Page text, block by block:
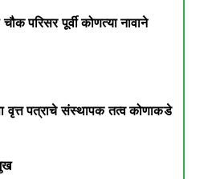
परिसर पूर्वी कोणत्या नावाने
वृत्त पत्राचे संस्थापक तत्व कोणाकडे